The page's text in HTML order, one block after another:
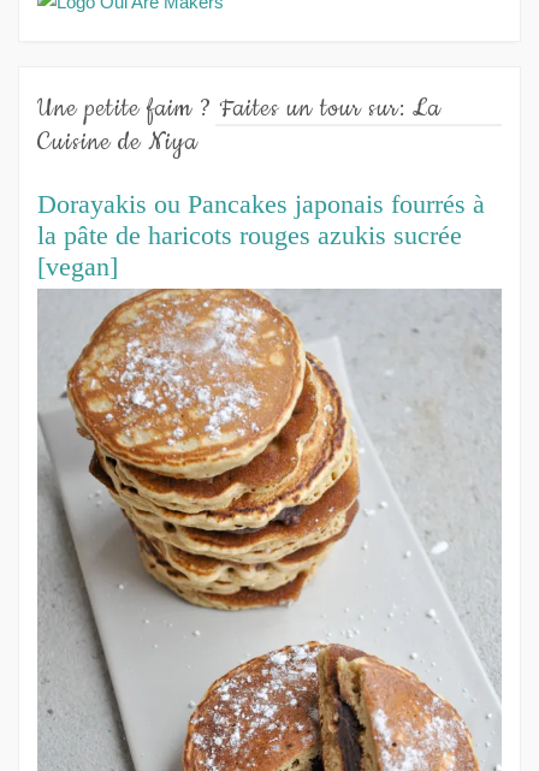
Une petite faim ? Faites un tour sur: La
Cuisine de Niya
Dorayakis ou Pancakes japonais fourrés à
la pâte de haricots rouges azukis sucrée
[vegan]